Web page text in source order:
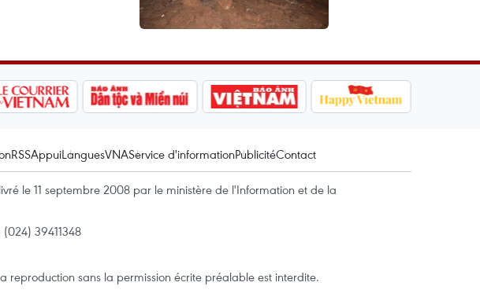
RSSAppuiLanguesVNAService d'informationPublicitéContact
le 11 septembre 2008 par le ministère de l'Information et de la
39411348
reproduction sans la permission écrite préalable est interdite.